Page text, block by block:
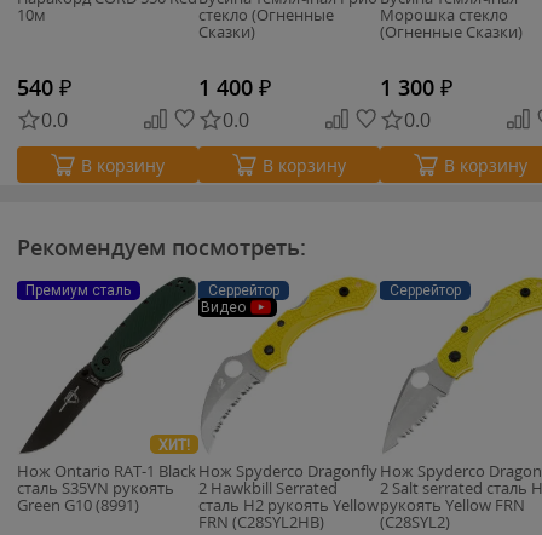
10м
540 ₽
0.0
В корзину
стекло (Огненные
Сказки)
1 400 ₽
0.0
В корзину
Морошка стекло
(Огненные Сказки)
1 300 ₽
0.0
В корзину
Рекомендуем посмотреть:
Премиум сталь
ХИТ!
Нож Ontario RAT-1 Black
сталь S35VN рукоять
Green G10 (8991)
Серрейтор
Видео
Нож Spyderco Dragonfly
2 Hawkbill Serrated
сталь H2 рукоять Yellow
FRN (C28SYL2HB)
Серрейтор
Нож Spyderco
2 Salt serrated сталь
рукоять Yellow FRN
(C28SYL2)